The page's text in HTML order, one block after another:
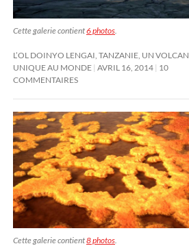
Cette galerie contient6 photos.
L’OL DOINYO LENGAI, TANZANIE, UN VOLCAN
UNIQUE AU MONDE AVRIL 16, 2014 10
COMMENTAIRES
Cette galerie contient8 photos